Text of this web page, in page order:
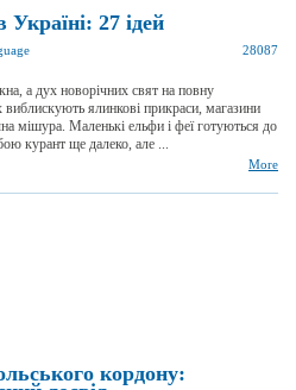
Україні: 27 ідей
28087
а дух новорічних свят на повну
виблискують ялинкові прикраси, магазини
мішура. Маленькі ельфи і феї готуються до
курант ще далеко, але ...
More
кордону: